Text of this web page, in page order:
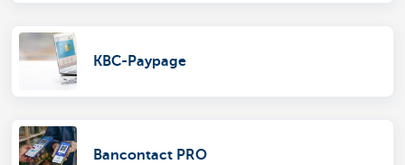
KBC-Paypage
Bancontact PRO